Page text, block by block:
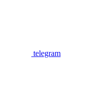
telegram